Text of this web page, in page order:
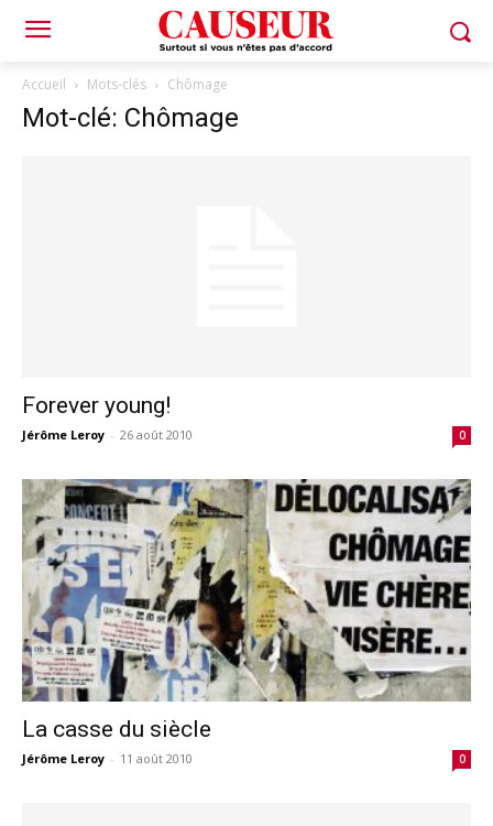
Accueil Mots-clés Chômage
Mot-clé: Chômage
Forever young!
Jérôme Leroy - 26 août 2010 0
La casse du siècle
Jérôme Leroy - 11 août 2010 0